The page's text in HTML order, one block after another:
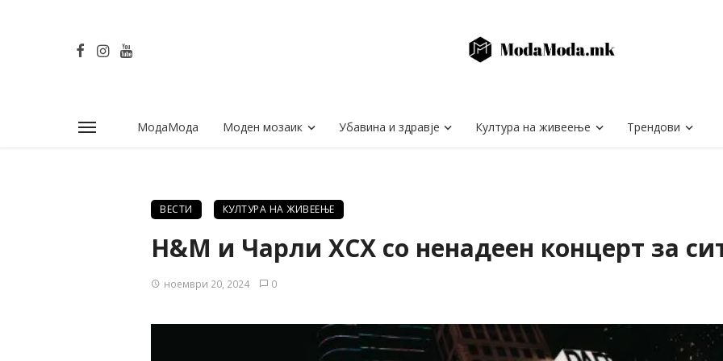
МодаМода Моден мозаик Убавина и здравје Култура на живеење Трендови
ВЕСТИ КУЛТУРА НА ЖИВЕЕЊЕ
H&M и Чарли XCX со ненадеен концерт за
ноември 20, 2024 0